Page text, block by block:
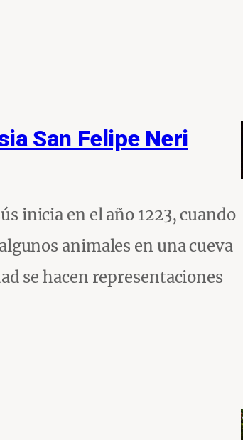
San Felipe Neri
inicia en el año 1223, cuando
animales en una cueva
se hacen representaciones